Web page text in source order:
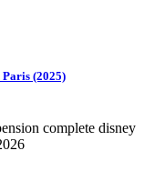
(2025)